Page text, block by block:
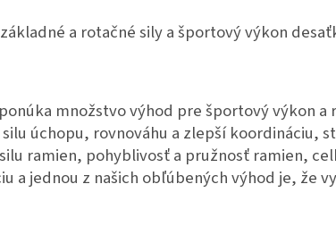
a rotačné sily a športový výkon
ponúka množstvo výhod pre športový výkon a
úchopu, rovnováhu a zlepší koordináciu,
ramien, pohyblivosť a pružnosť ramien,
jednou z našich obľúbených výhod je, že